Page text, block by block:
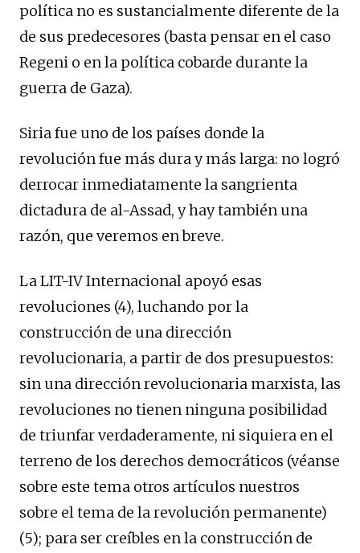
política no es sustancialmente diferente de la
de sus predecesores (basta pensar en el caso
Regeni o en la política cobarde durante la
guerra de Gaza).
Siria fue uno de los países donde la
revolución fue más dura y más larga: no logró
derrocar inmediatamente la sangrienta
dictadura de al-Assad, y hay también una
razón, que veremos en breve.
La LIT-IV Internacional apoyó esas
revoluciones (4), luchando por la
construcción de una dirección
revolucionaria, a partir de dos presupuestos:
sin una dirección revolucionaria marxista, las
revoluciones no tienen ninguna posibilidad
de triunfar verdaderamente, ni siquiera en el
terreno de los derechos democráticos (véanse
sobre este tema otros artículos nuestros
sobre el tema de la revolución permanente)
(5); para ser creíbles en la construcción de